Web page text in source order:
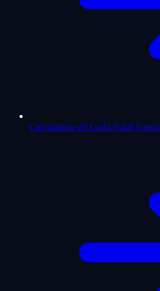
Calculadora de Carta Natal Gratis